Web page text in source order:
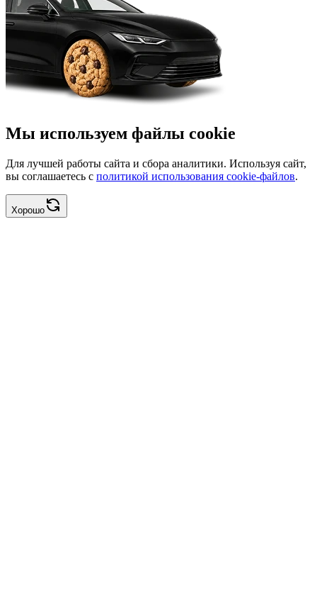
Мы используем файлы cookie
Для лучшей работы сайта и сбора аналитики. Используя сайт,
вы соглашаетесь с политикой использования cookie-файлов.
Хорошо